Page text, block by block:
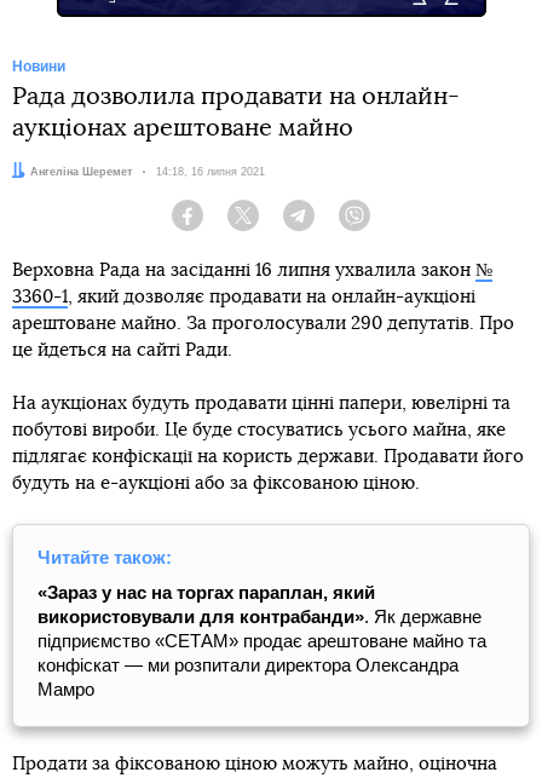
Новини
Рада дозволила продавати на онлайн-
аукціонах арештоване майно
Автор:
Ангеліна Шеремет Дата:
14:18, 16 липня 2021
Facebook Twitter Telegram
Верховна Рада на засіданні 16 липня ухвалила закон №
3360-1, який дозволяє продавати на онлайн-аукціоні
арештоване майно. За проголосували 290 депутатів. Про
це йдеться на сайті Ради.
На аукціонах будуть продавати цінні папери, ювелірні та
побутові вироби. Це буде стосуватись усього майна, яке
підлягає конфіскації на користь держави. Продавати його
будуть на е-аукціоні або за фіксованою ціною.
Читайте також:
«Зараз у нас на торгах параплан, який
використовували для контрабанди». Як державне
підприємство «СЕТАМ» продає арештоване майно та
конфіскат — ми розпитали директора Олександра
Мамро
Продати за фіксованою ціною можуть майно, оціночна